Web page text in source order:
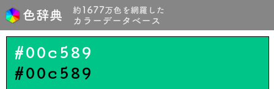
#00c589
#00c589